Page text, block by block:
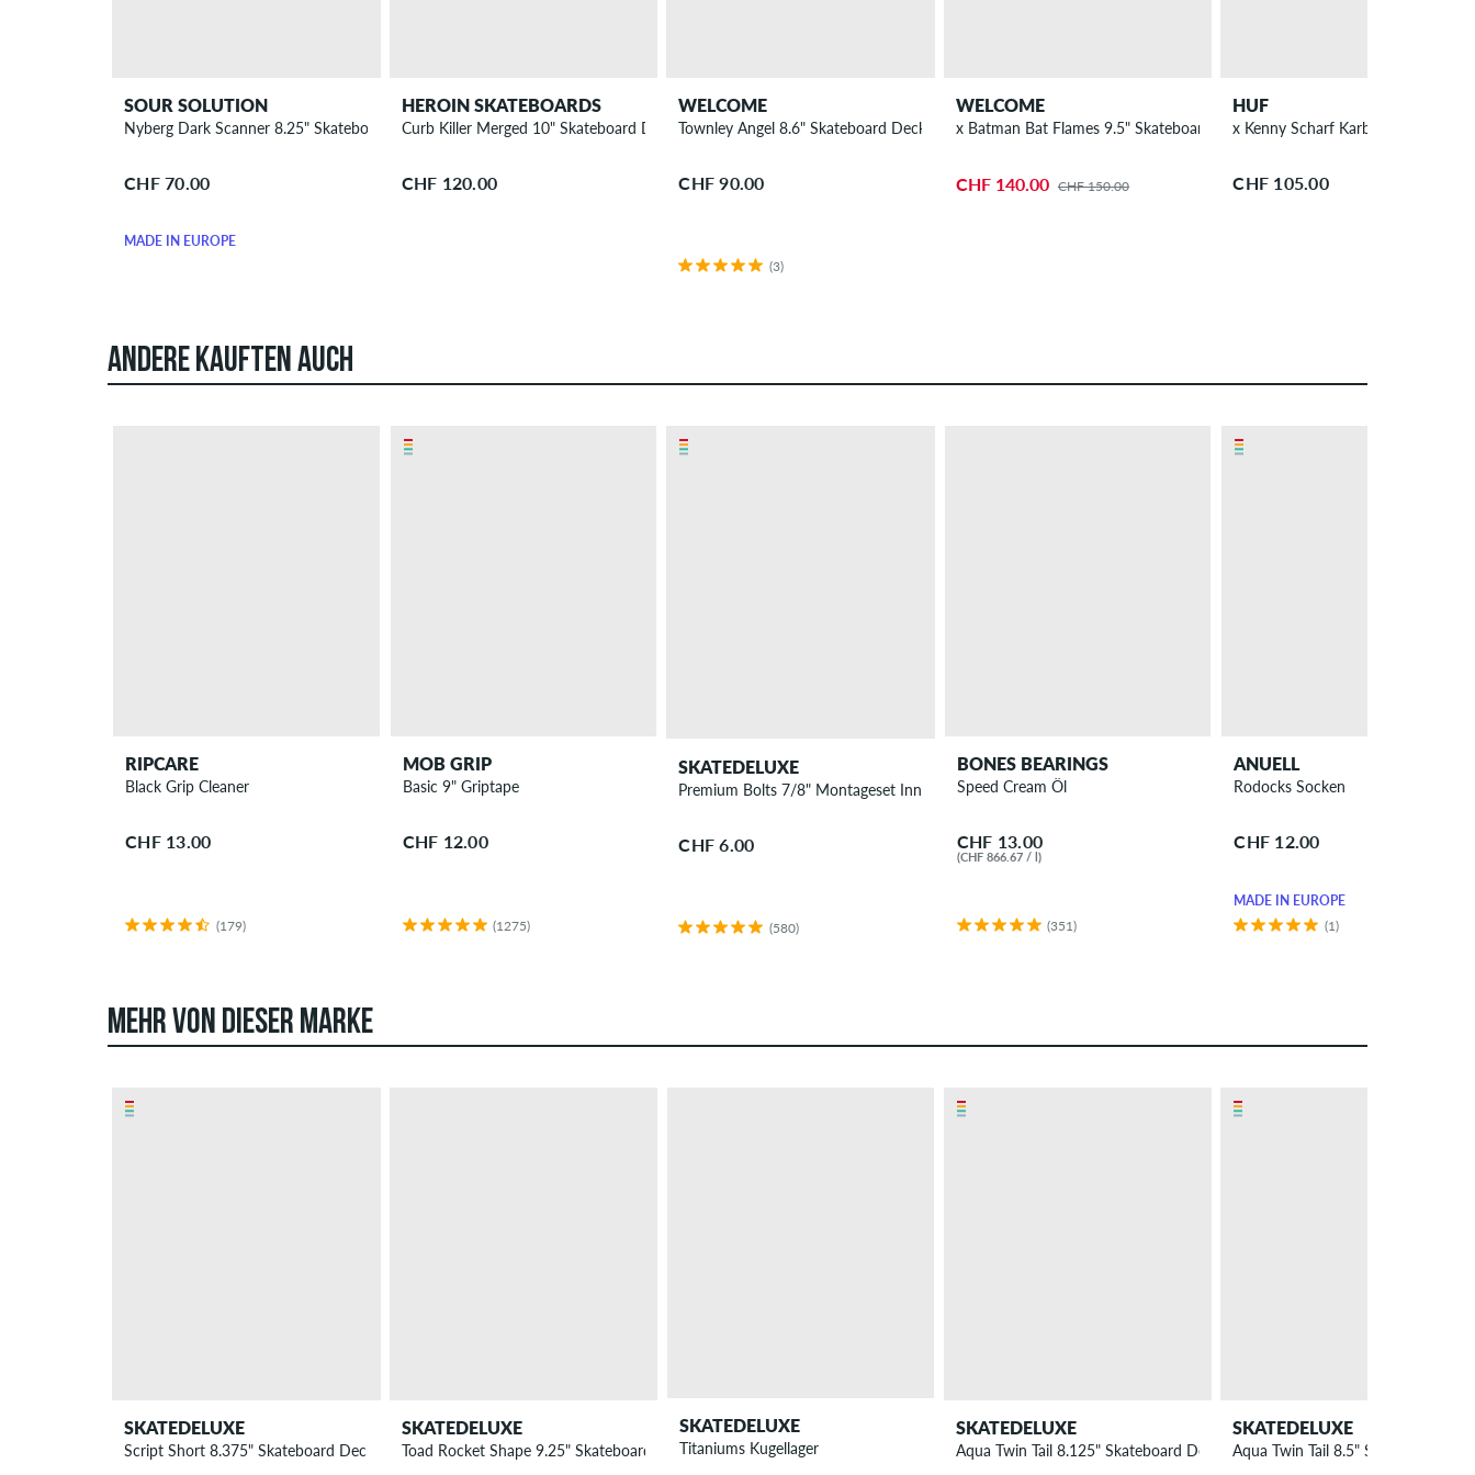
SOUR SOLUTION
Nyberg Dark Scanner 8.25" Skateboard Deck
CHF 70.00
MADE IN EUROPE
HEROIN SKATEBOARDS
Curb Killer Merged 10" Skateboard Deck
CHF 120.00
WELCOME
Townley Angel 8.6" Skateboard Deck
CHF 90.00
(3)
WELCOME
x Batman Bat Flames 9.5" Skateboard Deck
CHF 140.00 CHF 150.00
HUF
x Kenny Scharf Karbombz 8.5"
CHF 105.00
ANDERE KAUFTEN AUCH
RIPCARE
Black Grip Cleaner
CHF 13.00
(179)
MOB GRIP
Basic 9" Griptape
CHF 12.00
(1275)
SKATEDELUXE
Premium Bolts 7/8" Montageset Innensechskant
CHF 6.00
(580)
BONES BEARINGS
Speed Cream Öl
CHF 13.00
(CHF 866.67 / l)
(351)
ANUELL
Rodocks Socken
CHF 12.00
MADE IN EUROPE
(1)
MEHR VON DIESER MARKE
SKATEDELUXE
Script Short 8.375" Skateboard Deck
SKATEDELUXE
Toad Rocket Shape 9.25" Skateboard Deck
SKATEDELUXE
Titaniums Kugellager
SKATEDELUXE
Aqua Twin Tail 8.125" Skateboard Deck
SKATEDELUXE
Aqua Twin Tail 8.5" Skateboard